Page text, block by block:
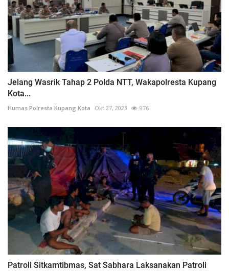
Jelang Wasrik Tahap 2 Polda NTT, Wakapolresta Kupang
Kota...
Humas Polresta Kupang Kota Okt 27, 2023 976
Patroli Sitkamtibmas, Sat Sabhara Laksanakan Patroli